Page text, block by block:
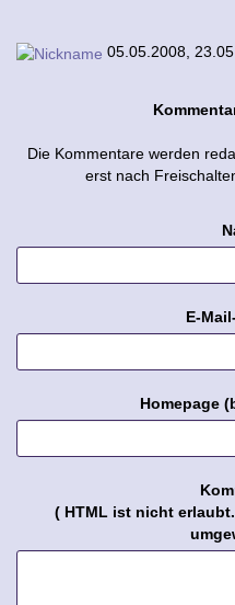
05.05.2008, 23.05
Die Kommentare werden
erst nach
E-
Homepage
( HTML ist nichterlaubt.